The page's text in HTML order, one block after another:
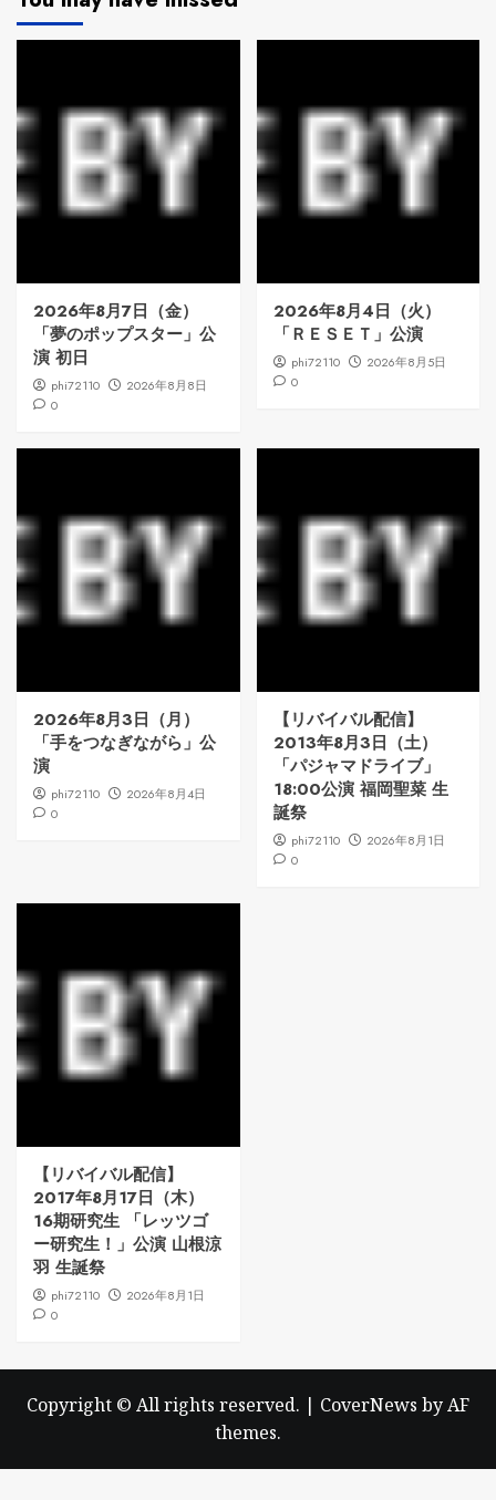
2026年8月7日（金）
「夢のポップスター」公
演 初日
phi72110
2026年8月8日
0
2026年8月4日（火）
「ＲＥＳＥＴ」公演
phi72110
2026年8月5日
0
2026年8月3日（月）
「手をつなぎながら」公
演
phi72110
2026年8月4日
0
【リバイバル配信】
2013年8月3日（土）
「パジャマドライブ」
18:00公演 福岡聖菜 生
誕祭
phi72110
2026年8月1日
0
【リバイバル配信】
2017年8月17日（木）
16期研究生 「レッツゴ
ー研究生！」公演 山根涼
羽 生誕祭
phi72110
2026年8月1日
0
Copyright © All rights reserved. | CoverNews by AF
themes.